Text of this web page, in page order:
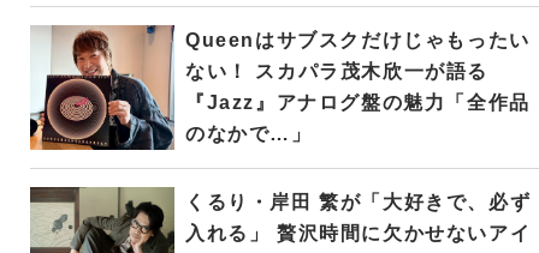
Queenはサブスクだけじゃもったい
ない！ スカパラ茂木欣一が語る
『Jazz』アナログ盤の魅力「全作品
のなかで…」
くるり・岸田 繁が「大好きで、必ず
入れる」 贅沢時間に欠かせないアイ